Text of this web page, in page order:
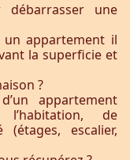
une
appartement il
la superficie et
?
appartement
de
(étages, escalier,